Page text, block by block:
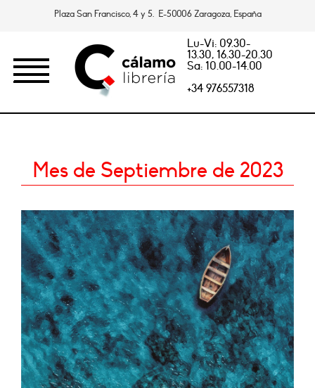
Plaza San Francisco, 4 y 5. E-50006 Zaragoza, España
Lu-Vi: 09.30-
13.30, 16.30-20.30
Sa: 10.00-14.00
+34 976557318
Mes de Septiembre de 2023